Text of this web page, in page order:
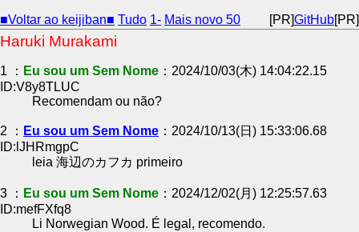
■Voltar ao keijiban■ Tudo 1- Mais novo 50 [PR]GitHub[PR]
Haruki Murakami
1 ： Eu sou um Sem Nome ：2024/10/03(木) 14:04:22.15
ID:V8y8TLUC
Recomendam ou não?
2 ： Eu sou um Sem Nome ：2024/10/13(日) 15:33:06.68
ID:lJHRmgpC
leia 海辺のカフカ primeiro
3 ： Eu sou um Sem Nome ：2024/12/02(月) 12:25:57.63
ID:mefFXfq8
Li Norwegian Wood. É legal, recomendo.